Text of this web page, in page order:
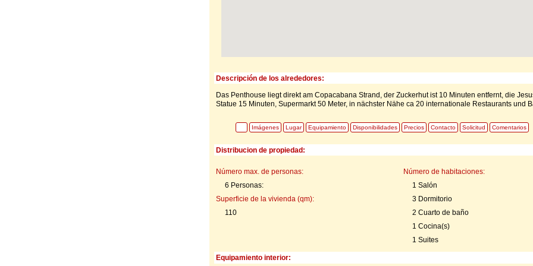
Descripción de los alrededores:
Das Penthouse liegt direkt am Copacabana Strand, der Zuckerhut ist 10 Minuten entfernt, die
Statue 15 Minuten, Supermarkt 50 Meter, in nächster Nähe ca 20 internationale Restaurants und
Imágenes Lugar Equipamiento Disponibilidades Precios Contacto Solicitud Comentarios
Distribucion de propiedad:
Número max. de personas:
6 Personas:
Superficie de la vivienda (qm):
110
Número de habitaciones:
1 Salón
3 Dormitorio
2 Cuarto de baño
1 Cocina(s)
1 Suites
Equipamiento interior: